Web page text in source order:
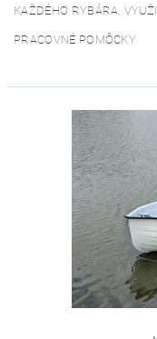
KAŽDÉHO RYBÁRA.
PRACOVNÉ POMÔCKY